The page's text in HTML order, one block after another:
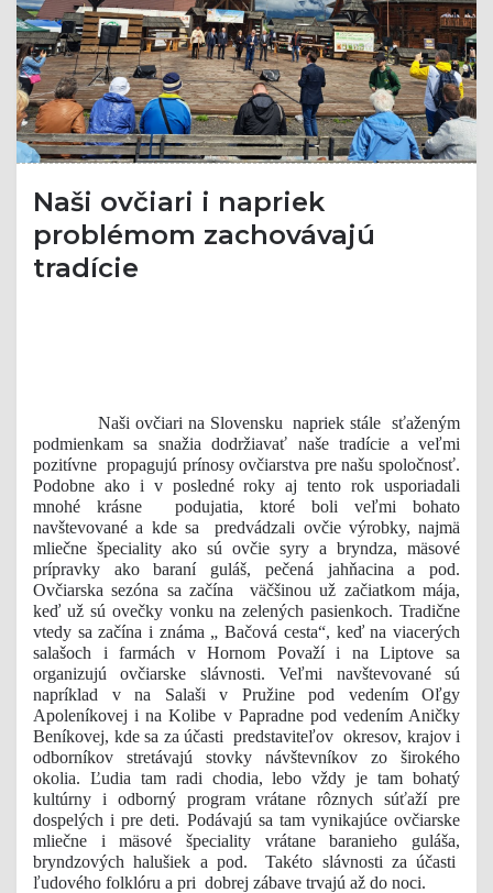
Naši ovčiari i napriek
problémom zachovávajú
tradície
Naši ovčiari na Slovensku napriek stále sťaženým
podmienkam sa snažia dodržiavať naše tradície a veľmi
pozitívne propagujú prínosy ovčiarstva pre našu spoločnosť.
Podobne ako i v posledné roky aj tento rok usporiadali
mnohé krásne podujatia, ktoré boli veľmi bohato
navštevované a kde sa predvádzali ovčie výrobky, najmä
mliečne špeciality ako sú ovčie syry a bryndza, mäsové
prípravky ako baraní guláš, pečená jahňacina a pod.
Ovčiarska sezóna sa začína väčšinou už začiatkom mája,
keď už sú ovečky vonku na zelených pasienkoch. Tradične
vtedy sa začína i známa „ Bačová cesta“, keď na viacerých
salašoch i farmách v Hornom Považí i na Liptove sa
organizujú ovčiarske slávnosti. Veľmi navštevované sú
napríklad v na Salaši v Pružine pod vedením Oľgy
Apoleníkovej i na Kolibe v Papradne pod vedením Aničky
Beníkovej, kde sa za účasti predstaviteľov okresov, krajov i
odborníkov stretávajú stovky návštevníkov zo širokého
okolia. Ľudia tam radi chodia, lebo vždy je tam bohatý
kultúrny i odborný program vrátane rôznych súťaží pre
dospelých i pre deti. Podávajú sa tam vynikajúce ovčiarske
mliečne i mäsové špeciality vrátane baranieho guláša,
bryndzových halušiek a pod. Takéto slávnosti za účasti
ľudového folklóru a pri dobrej zábave trvajú až do noci.